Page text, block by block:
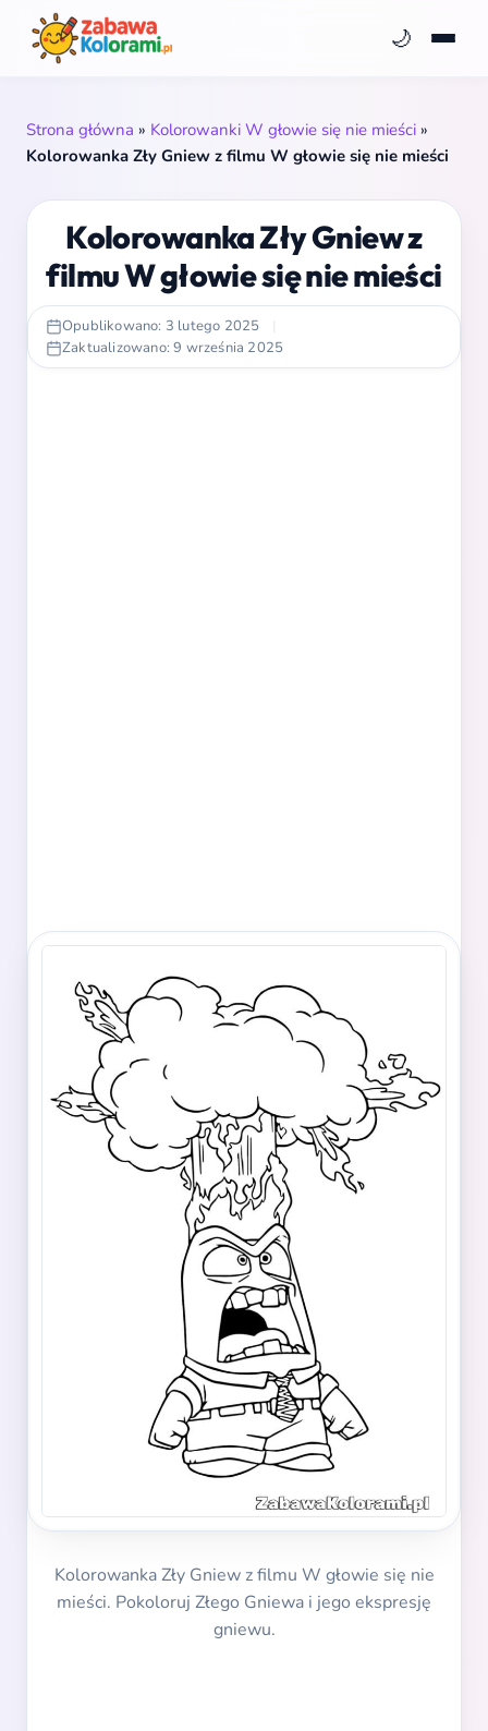
🌙
Strona główna » Kolorowanki W głowie się nie mieści »
Kolorowanka Zły Gniew z filmu W głowie się nie mieści
Kolorowanka Zły Gniew z
filmu W głowie się nie mieści
Opublikowano: 3 lutego 2025
|
Zaktualizowano: 9 września 2025
Kolorowanka Zły Gniew z filmu W głowie się nie
mieści. Pokoloruj Złego Gniewa i jego ekspresję
gniewu.